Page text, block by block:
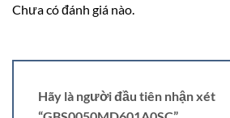
Chưa có đánh giá nào.
Hãy là người đầu tiên nhận xét